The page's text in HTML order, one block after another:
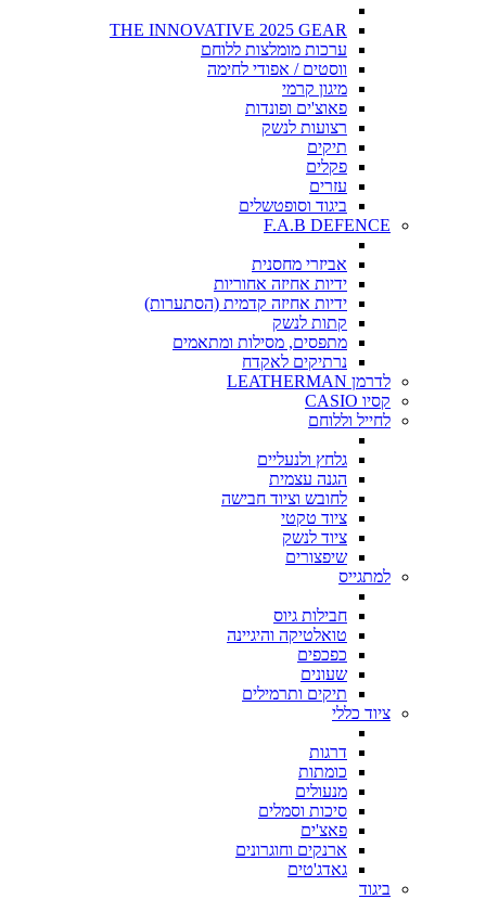
THE INNOVATIVE 2025 GEAR
ערכות מומלצות ללוחם
ווסטים / אפודי לחימה
מיגון קרמי
פאוצ'ים ופונדות
רצועות לנשק
תיקים
פקלים
עזרים
ביגוד וסופטשלים
F.A.B DEFENCE
אביזרי מחסנית
ידיות אחיזה אחוריות
ידיות אחיזה קדמית (הסתערות)
קתות לנשק
מתפסים, מסילות ומתאמים
נרתיקים לאקדח
לדרמן LEATHERMAN
קסיו CASIO
לחייל וללוחם
גלחץ ולנעליים
הגנה עצמית
לחובש וציוד חבישה
ציוד טקטי
ציוד לנשק
שיפצורים
למתגייס
חבילות גיוס
טואלטיקה והיגיינה
כפכפים
שעונים
תיקים ותרמילים
ציוד כללי
דרגות
כומתות
מנעולים
סיכות וסמלים
פאצ'ים
ארנקים וחוגרונים
גאדג'טים
ביגוד